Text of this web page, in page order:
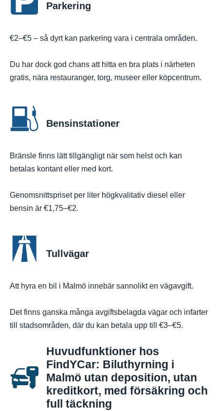
Parkering
€2–€5 – så dyrt kan parkering vara i centrala områden.
Du har dock god chans att hitta en bra plats i närheten
gratis, nära restauranger, torg, museer eller köpcentrum.
Bensinstationer
Bränsle finns lätt tillgängligt när som helst och kan
betalas kontant eller med kort.
Genomsnittspriset per liter högkvalitativ diesel eller
bensin är €1,75–€2.
Tullvägar
Att hyra en bil i Malmö innebär sannolikt en vägavgift.
Det finns ganska många avgiftsbelagda vägar och infarter
till stadsområden, där du kan betala upp till €3–€5.
Huvudfunktioner hos
FindYCar: Biluthyrning i
Malmö utan deposition, utan
kreditkort, med försäkring och
full täckning